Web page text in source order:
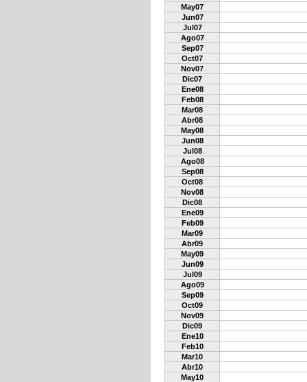
May07
Jun07
Jul07
Ago07
Sep07
Oct07
Nov07
Dic07
Ene08
Feb08
Mar08
Abr08
May08
Jun08
Jul08
Ago08
Sep08
Oct08
Nov08
Dic08
Ene09
Feb09
Mar09
Abr09
May09
Jun09
Jul09
Ago09
Sep09
Oct09
Nov09
Dic09
Ene10
Feb10
Mar10
Abr10
May10